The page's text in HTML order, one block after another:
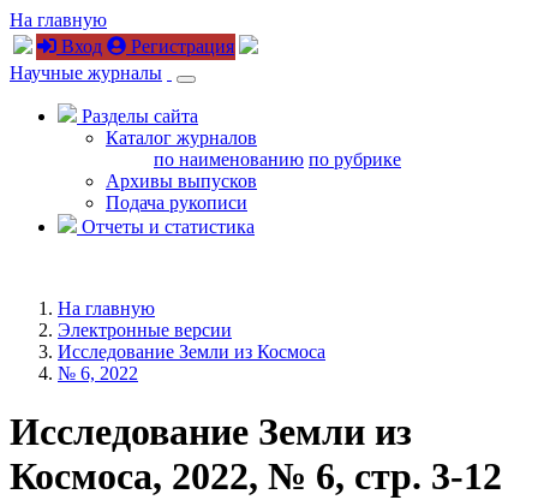
На главную
Вход
Регистрация
Научные журналы
Разделы сайта
Каталог журналов
по наименованию по рубрике
Архивы выпусков
Подача рукописи
Отчеты и статистика
На главную
Электронные версии
Исследование Земли из Космоса
№ 6, 2022
Исследование Земли из
Космоса, 2022, № 6, стр. 3-12